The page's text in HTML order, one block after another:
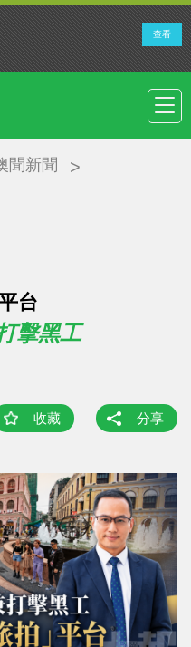
聞新聞
台
擊黑工
收藏 分享